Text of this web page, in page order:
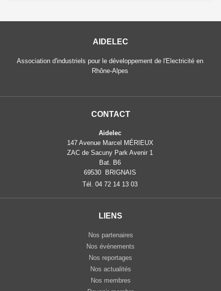
AIDELEC
Association d'industriels pour le développement de l'Electricité en
Rhône-Alpes
CONTACT
Aidelec
147 Avenue Marcel MÉRIEUX
ZAC de Sacuny Park Avenir 1
Bat. B6
69530 BRIGNAIS
Tél. 04 72 14 13 03
LIENS
Nos partenaires
Nos événements
Nos reportages
Nos actualités
Nos membres